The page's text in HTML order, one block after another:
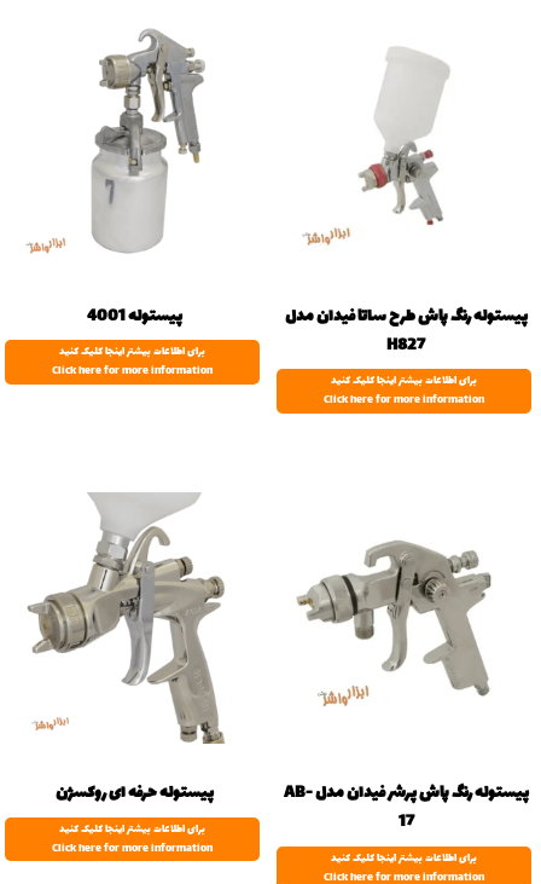
پیستوله رنگ پاش طرح ساتا فیدان مدل
H827
برای اطلاعات بیشتر اینجا کلیک کنید
Click here for more information
پیستوله 4001
برای اطلاعات بیشتر اینجا کلیک کنید
Click here for more information
پیستوله رنگ پاش پرشر فیدان مدل AB-
17
برای اطلاعات بیشتر اینجا کلیک کنید
Click here for more information
پیستوله حرفه ای روکسژن
برای اطلاعات بیشتر اینجا کلیک کنید
Click here for more information